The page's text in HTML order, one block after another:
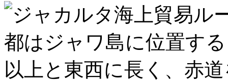
海上貿易ル
都はジャワ島に位置す
以上と東西に長く、赤